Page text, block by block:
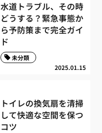
水道トラブル、その時
どうする？緊急事態か
ら予防策まで完全ガイ
ド
2025.01.15
未分類
トイレの換気扇を清掃
して快適な空間を保つ
コツ